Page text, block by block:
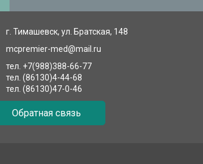
г. Тимашевск, ул. Братская, 148
mcpremier-med@mail.ru
тел. +7(988)388-66-77
тел. (86130)4-44-68
тел. (86130)47-0-46
Обратная связь